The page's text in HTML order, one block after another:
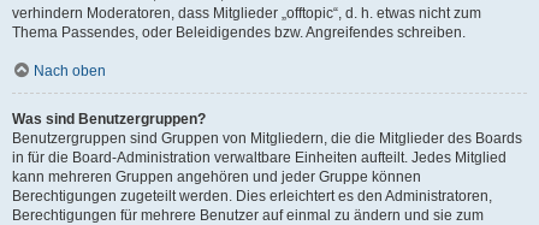
verhindern Moderatoren, dass Mitglieder „offtopic“, d. h. etwas nicht zum
Thema Passendes, oder Beleidigendes bzw. Angreifendes schreiben.
Nach oben
Was sind Benutzergruppen?
Benutzergruppen sind Gruppen von Mitgliedern, die die Mitglieder des Boards
in für die Board-Administration verwaltbare Einheiten aufteilt. Jedes Mitglied
kann mehreren Gruppen angehören und jeder Gruppe können
Berechtigungen zugeteilt werden. Dies erleichtert es den Administratoren,
Berechtigungen für mehrere Benutzer auf einmal zu ändern und sie zum